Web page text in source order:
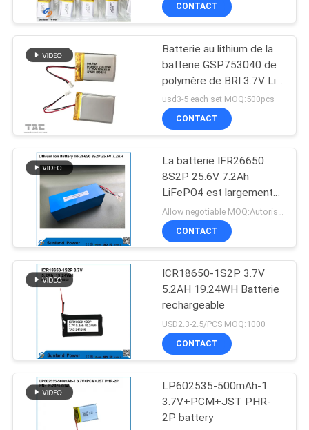
pack batterie de
12V Lifep04
système à énergie
solaire de stockage
système de
stockage de
l'énergie de batterie
CONTACT
Batterie au lithium de la
batterie GSP753040 de
polymère de BRI 3.7V Li
850mAH pour le système
de sûreté monté sur
véhicule
usd3-5 each set MOQ:500pcs
CONTACT
La batterie IFR26650
8S2P 25.6V 7.2Ah
LiFePO4 est largement
utilisée dans les
systèmes de suivi solaire,
les sources
secours de
télécommunications, les
instruments portables et
les AGV compacts.
Allow negotiable MOQ:Autoriser négociable
CONTACT
ICR18650-1S2P 3.7V
5.2AH 19.24WH Batterie
rechargeable
USD2.3-2.5/PCS MOQ:1000
CONTACT
LP602535-500mAh-1
3.7V+PCM+JST PHR-
2P battery